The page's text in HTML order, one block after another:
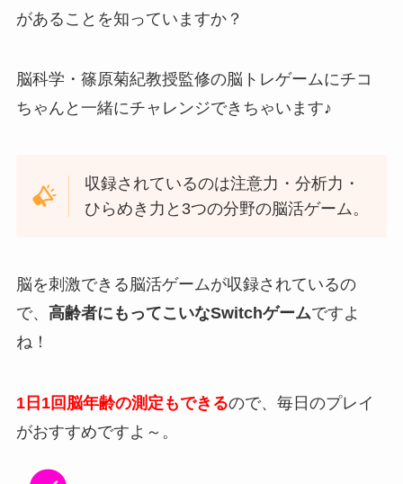
があることを知っていますか？
脳科学・篠原菊紀教授監修の脳トレゲームにチコ
ちゃんと一緒にチャレンジできちゃいます♪
収録されているのは注意力・分析力・
ひらめき力と3つの分野の脳活ゲーム。
脳を刺激できる脳活ゲームが収録されているの
で、 高齢者にもってこいなSwitchゲームですよ
ね！
1日1回脳年齢の測定もできるので、毎日のプレイ
がおすすめですよ～。